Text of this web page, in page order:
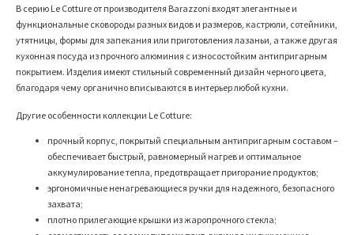
В серию Le Cotture от производителя Barazzoni входят элегантные и
функциональные сковороды разных видов и размеров, кастрюли, сотейники,
утятницы, формы для запекания или приготовления лазаньи, а также другая
кухонная посуда из прочного алюминия с износостойким антипригарным
покрытием. Изделия имеют стильный современный дизайн черного цвета,
благодаря чему органично вписываются в интерьер любой кухни.
Другие особенности коллекции Le Cotture:
прочный корпус, покрытый специальным антипригарным составом –
обеспечивает быстрый, равномерный нагрев и оптимальное
аккумулирование тепла, предотвращает пригорание продуктов;
эргономичные ненагревающиеся ручки для надежного, безопасного
захвата;
плотно прилегающие крышки из жаропрочного стекла;